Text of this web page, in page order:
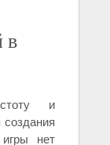
в
и
игры нет